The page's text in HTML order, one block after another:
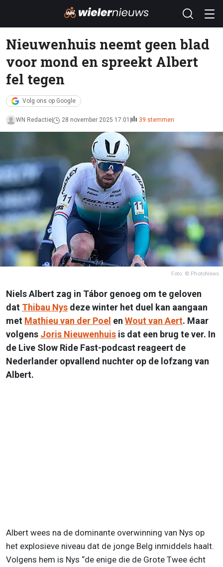
Nieuwenhuis neemt geen blad
voor mond en spreekt Albert
fel tegen
Volg ons op Google
WN Redactie 28 november 2025 17:01 39 stemmen
Foto: © PhotoNews
Niels Albert zag in Tábor genoeg om te geloven
dat Thibau Nys deze winter het duel kan aangaan
met Mathieu van der Poel en Wout van Aert. Maar
volgens Joris Nieuwenhuis is dat een brug te ver. In
de Live Slow Ride Fast-podcast reageert de
Nederlander opvallend nuchter op de lofzang van
Albert.
Albert wees na de dominante overwinning van Nys op
het explosieve niveau dat de jonge Belg inmiddels haalt.
Volgens hem is Nys “de enige die de Grote Twee écht